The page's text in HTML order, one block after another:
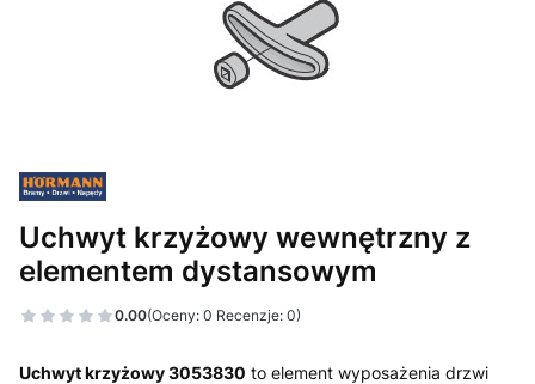
Uchwyt krzyżowy wewnętrzny z
elementem dystansowym
0.00(Oceny: 0 Recenzje: 0)
Uchwyt krzyżowy 3053830 to element wyposażenia drzwi